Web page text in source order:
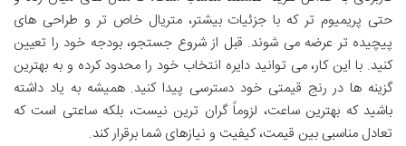
حتی پریمیوم تر که با جزئیات بیشتر، متریال خاص تر و طراحی های
پیچیده تر عرضه می شوند. قبل از شروع جستجو، بودجه خود را تعیین
کنید. با این کار، می توانید دایره انتخاب خود را محدود کرده و به بهترین
گزینه ها در رنج قیمتی خود دسترسی پیدا کنید. همیشه به یاد داشته
باشید که بهترین ساعت، لزوماً گران ترین نیست، بلکه ساعتی است که
تعادل مناسبی بین قیمت، کیفیت و نیازهای شما برقرار کند.